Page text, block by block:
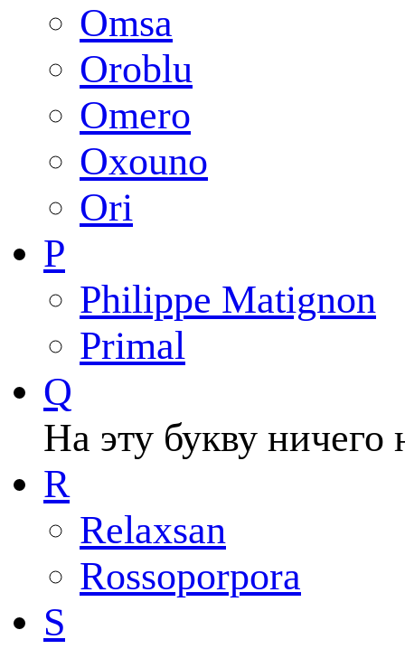
Omsa
Oroblu
Omero
Oxouno
Ori
P
Philippe Matignon
Primal
Q
На эту букву ничего
R
Relaxsan
Rossoporpora
S